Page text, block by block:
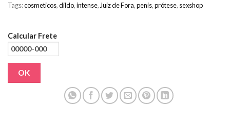
Tags:cosmeticos,dildo,intense, Juiz de Fora,penis,prótese, sexshop
Calcular Frete
OK